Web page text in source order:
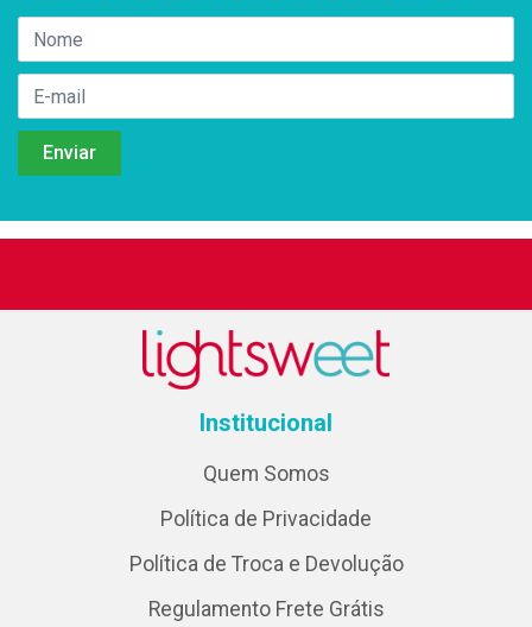
Institucional
Quem Somos
Política de Privacidade
Política de Troca e Devolução
Regulamento Frete Grátis